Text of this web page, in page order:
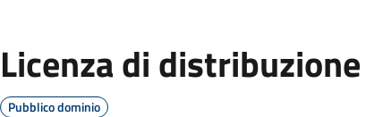
Licenza di distribuzione
Pubblico dominio